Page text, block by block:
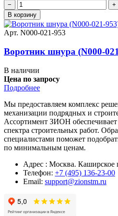
−
+
В корзину
Арт. N000-021-953
Воротник шнура (N000-
В наличии
Цена по запросу
Подробнее
Мы предоставляем комплекс
механизации подрядных и
Ассортимент ЗИОН
спектра строительных работ.
специалистами поможет
по минимальным ценам.
Адрес : Москва. Каширское
Телефон: +7 (495) 136-23-00
Email: support@zionstm.ru